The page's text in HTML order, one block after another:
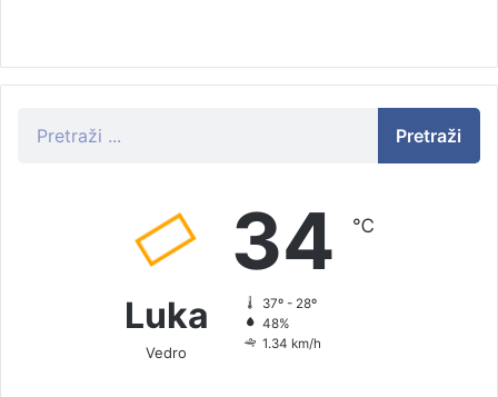
Petra Posavec, Posavci 9b, Luka, Tehničko veleučilište u Zagrebu,
Bodovi: 22,84
Ekonomika poduzetništva, 1. godina, Bodovi: 34,16
Krešimir Čućus, 5. odv. Krajska 4, Vadina, Tehničko veleučilište u
Pretraži
Luka
Vedro
34 ℃
37º - 28º
48%
1.34 km/h